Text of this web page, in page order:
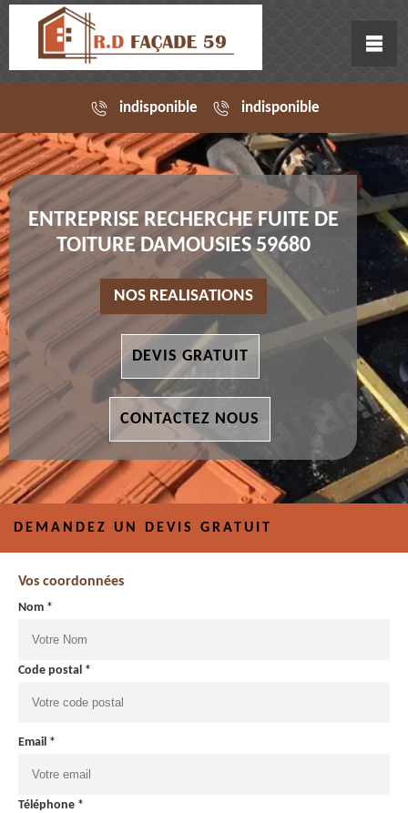
indisponible indisponible
ENTREPRISE RECHERCHE FUITE DE
TOITURE DAMOUSIES 59680
NOS REALISATIONS
DEVIS GRATUIT
CONTACTEZ NOUS
DEMANDEZ UN DEVIS GRATUIT
Vos coordonnées
Nom *
Code postal *
Email *
Téléphone *